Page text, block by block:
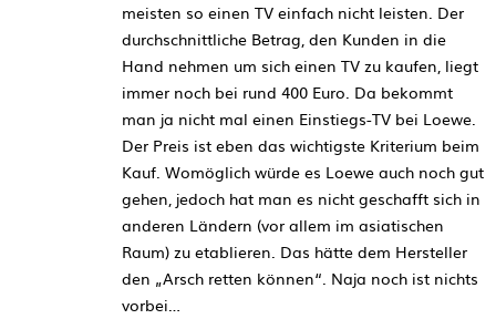
meisten so einen TV einfach nicht leisten. Der
durchschnittliche Betrag, den Kunden in die
Hand nehmen um sich einen TV zu kaufen, liegt
immer noch bei rund 400 Euro. Da bekommt
man ja nicht mal einen Einstiegs-TV bei Loewe.
Der Preis ist eben das wichtigste Kriterium beim
Kauf. Womöglich würde es Loewe auch noch gut
gehen, jedoch hat man es nicht geschafft sich in
anderen Ländern (vor allem im asiatischen
Raum) zu etablieren. Das hätte dem Hersteller
den „Arsch retten können“. Naja noch ist nichts
vorbei…